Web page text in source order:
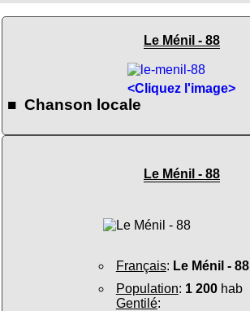
Le Ménil - 88
<Cliquez l'image>
■ Chanson locale
Le Ménil - 88
Français: Le Ménil - 88
Population: 1 200hab
Gentilé: